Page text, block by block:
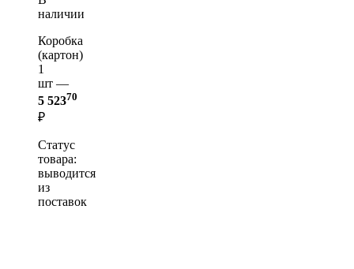
наличии
Коробка
(картон)
1
шт —
5 52370
₽
Статус
товара:
выводится
из
поставок